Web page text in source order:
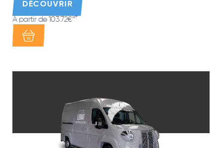
DÉCOUVRIR
À partir de 103.72€ HT*